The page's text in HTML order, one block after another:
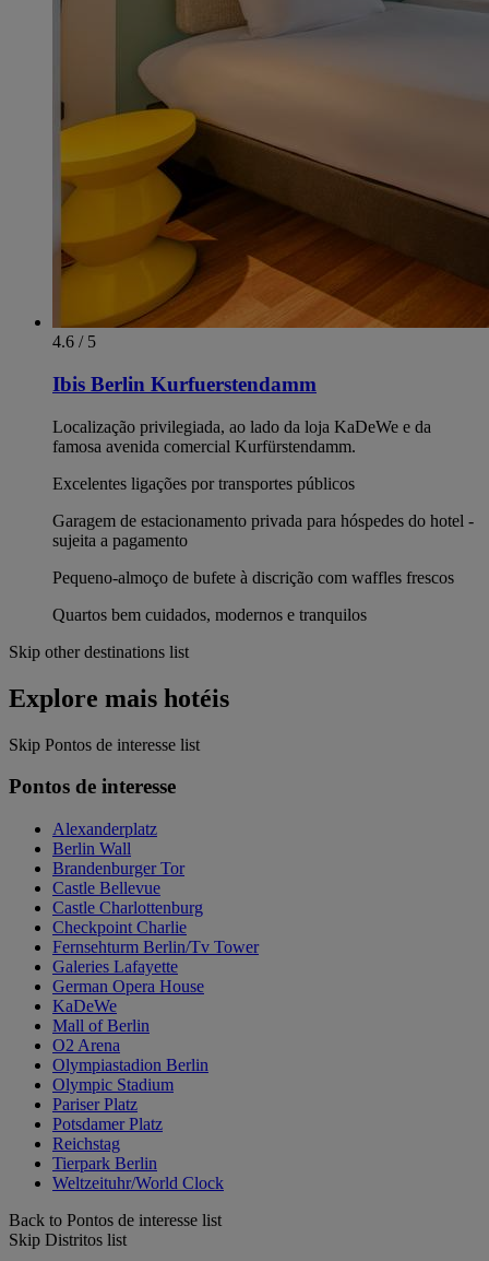
4.6 / 5
Ibis Berlin Kurfuerstendamm
Localização privilegiada, ao lado da loja KaDeWe e da
famosa avenida comercial Kurfürstendamm.
Excelentes ligações por transportes públicos
Garagem de estacionamento privada para hóspedes do hotel -
sujeita a pagamento
Pequeno-almoço de bufete à discrição com waffles frescos
Quartos bem cuidados, modernos e tranquilos
Skip other destinations list
Explore mais hotéis
Skip Pontos de interesse list
Pontos de interesse
Alexanderplatz
Berlin Wall
Brandenburger Tor
Castle Bellevue
Castle Charlottenburg
Checkpoint Charlie
Fernsehturm Berlin/Tv Tower
Galeries Lafayette
German Opera House
KaDeWe
Mall of Berlin
O2 Arena
Olympiastadion Berlin
Olympic Stadium
Pariser Platz
Potsdamer Platz
Reichstag
Tierpark Berlin
Weltzeituhr/World Clock
Back to Pontos de interesse list
Skip Distritos list